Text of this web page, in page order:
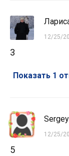
12/25/
3
Показать 1
12/25/
5